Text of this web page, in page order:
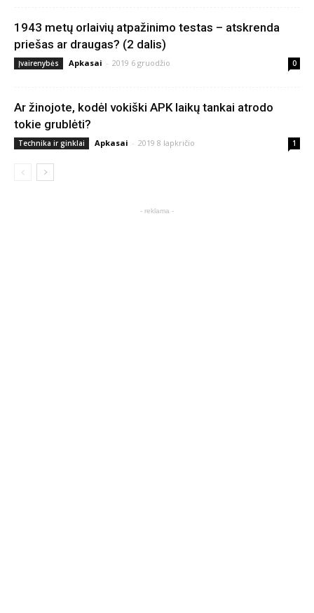
1943 metų orlaivių atpažinimo testas – atskrenda
priešas ar draugas? (2 dalis)
Įvairenybės Apkasai - 2019 6 gruodžio 0
Ar žinojote, kodėl vokiški APK laikų tankai atrodo
tokie grublėti?
Technika ir ginklai Apkasai - 2019 8 lapkričio 1
- reklama -